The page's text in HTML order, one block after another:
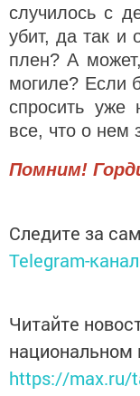
случилось с
убит, да так и
плен? А
могиле? Если
спросить
все, что о нем
Помним!
Следите за
Telegram-
Читайте
https://max.ru/